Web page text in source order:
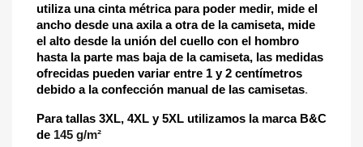
utiliza una cinta métrica para poder medir, mide el
ancho desde una axila a otra de la camiseta, mide
el alto desde la unión del cuello con el hombro
hasta la parte mas baja de la camiseta, las medidas
ofrecidas pueden variar entre 1 y 2 centímetros
debido a la confección manual de las camisetas.
Para tallas 3XL, 4XL y 5XL utilizamos la marca B&C
de 145 g/m²